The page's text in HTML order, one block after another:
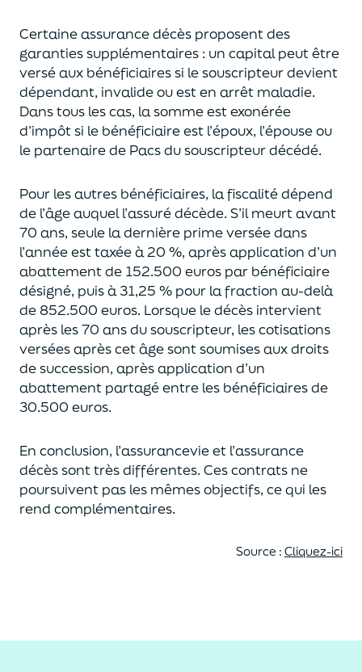
Certaine assurance décès proposentdes
garanties supplémentaires : un capitalpeut être
versé aux bénéficiaires si le souscripteur devient
dépendant, invalide ouest en arrêt maladie.
Dans tous les cas, la somme est exonérée
d’impôt si le bénéficiaire est l’époux, l’épouse ou
le partenaire de Pacsdu souscripteur décédé.
Pour les autres bénéficiaires, la fiscalité dépend
de l’âgeauquell’assuré décède. S’il meurt avant
70 ans, seule la dernière prime versée dans
l’année esttaxée à 20 %, après application d’un
abattement de 152.500 euros par bénéficiaire
désigné, puis à 31,25 % pour la fraction au-delà
de852.500 euros. Lorsque le décès intervient
après les 70 ans du souscripteur, les cotisations
versées après cet âge sont soumises aux droits
de succession, après application d’un
abattement partagé entre les bénéficiaires de
30.500 euros.
En conclusion, l’assurancevie et l’assurance
décès sont très différentes. Ces contrats ne
poursuivent pas les mêmes objectifs, ce qui les
rend complémentaires.
Source : Cliquez-ici